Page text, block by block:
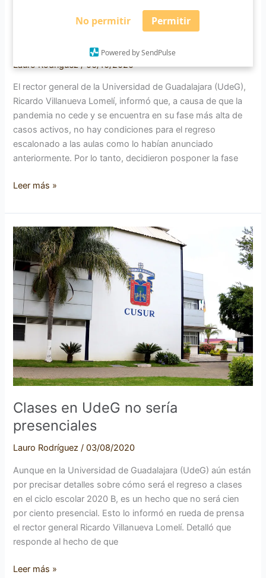
No permitir Permitir
Powered by SendPulse
Clases presenciales en UdeG no
Lauro Rodríguez/06/10/2020
El rector general de la Universidad de Guadalajara (UdeG),
Ricardo Villanueva Lomelí, informó que, a causa de que la
pandemia no cede y se encuentra en su fase más alta de
casos activos, no hay condiciones para el regreso
escalonado a las aulas como lo habían anunciado
anteriormente. Por lo tanto, decidieron posponer la fase
Leer más »
Clases en UdeG no sería
presenciales
Lauro Rodríguez/03/08/2020
Aunque en la Universidad de Guadalajara (UdeG) aún están
por precisar detalles sobre cómo será el regreso a clases
en el ciclo escolar 2020 B, es un hecho que no será cien
por ciento presencial. Esto lo informó en rueda de prensa
el rector general Ricardo Villanueva Lomelí. Detalló que
responde al hecho de que
Clases
en
UdeG
no
sería
presenciales
Leer más »